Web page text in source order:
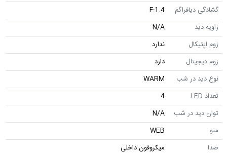
گشادگی دیافراگم
F:1.4
زاویه دید
N/A
زوم اپتیکال
ندارد
زوم دیجیتال
دارد
نوع دید در شب
WARM
تعداد LED
4
توان دید در شب
N/A
منو
WEB
صدا
میکروفون داخلی